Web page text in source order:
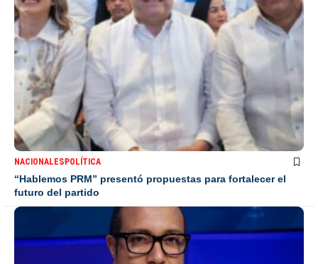
NACIONALESPOLÍTICA
“Hablemos PRM” presentó propuestas para fortalecer el
futuro del partido